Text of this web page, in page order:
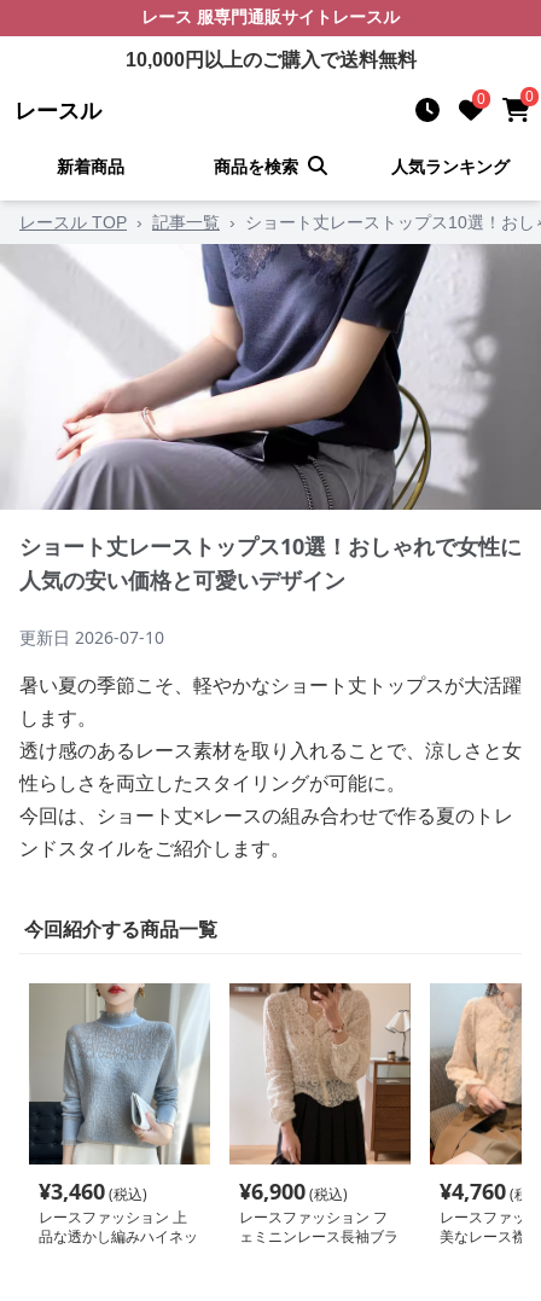
レース 服専門通販サイト レースル
10,000円以上のご購入で送料無料
レースル 0 0
新着商品 商品を検索 人気ランキング
レースル TOP › 記事一覧 › ショート丈レーストップス10選！お
ショート丈レーストップス10選！おしゃれで女性に
人気の安い価格と可愛いデザイン
更新日 2026-07-10
暑い夏の季節こそ、軽やかなショート丈トップスが大活躍
します。
透け感のあるレース素材を取り入れることで、涼しさと女
性らしさを両立したスタイリングが可能に。
今回は、ショート丈×レースの組み合わせで作る夏のトレ
ンドスタイルをご紹介します。
今回紹介する商品一覧
¥3,460(税込)
レースファッション 上
品な透かし編みハイネッ
¥6,900(税込)
レースファッション フ
ェミニンレース長袖ブラ
¥4,760(税
レースファッ
美なレース襟